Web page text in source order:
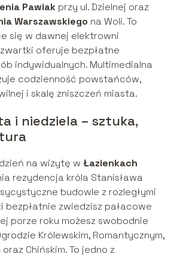
Pawiakprzy ul. Dzielnej oraz
Warszawskiego na Woli. To
się w dawnej elektrowni
oferuje bezpłatne
indywidualnych. Multimedialna
codzienność powstańców,
i skalę zniszczeń miasta.
i niedziela – sztuka,
na wizytę w Łazienkach
rezydencja króla Stanisława
budowle z rozległymi
bezpłatnie zwiedzisz pałacowe
porze roku możesz swobodnie
Królewskim, Romantycznym,
Chińskim. To jedno z